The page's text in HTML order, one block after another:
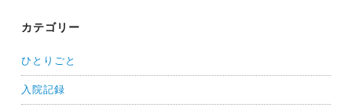
カテゴリー
ひとりごと
入院記録